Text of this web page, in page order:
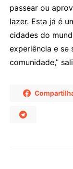
passear ou
lazer. Esta já é
cidades do
experiência e se
comunidade,”